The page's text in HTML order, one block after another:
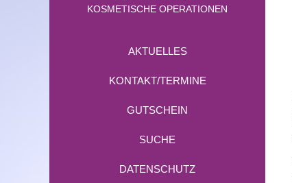
KOSMETISCHE OPERATIONEN
AKTUELLES
KONTAKT/TERMINE
GUTSCHEIN
SUCHE
DATENSCHUTZ